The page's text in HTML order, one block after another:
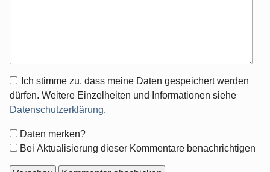
Antwort
zu
Ich stimme zu, dass meine Daten gespeichert werden
dürfen. Weitere Einzelheiten und Informationen siehe
Datenschutzerklärung.
Formular-
Optionen
Daten merken?
Bei Aktualisierung dieser Kommentare benachrichtigen